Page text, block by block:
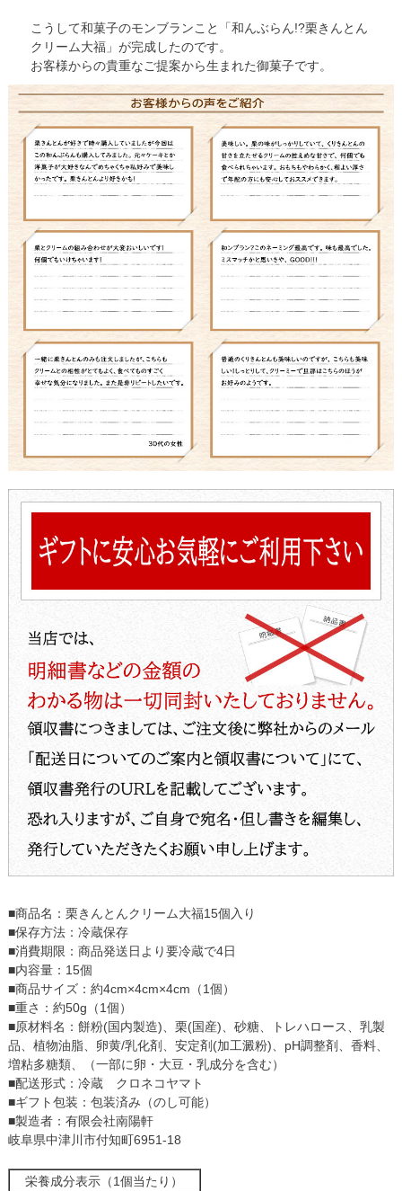
こうして和菓子のモンブランこと「和んぶらん!?栗きんとん
クリーム大福」が完成したのです。
お客様からの貴重なご提案から生まれた御菓子です。
■商品名：栗きんとんクリーム大福15個入り
■保存方法：冷蔵保存
■消費期限：商品発送日より要冷蔵で4日
■内容量：15個
■商品サイズ：約4cm×4cm×4cm（1個）
■重さ：約50g（1個）
■原材料名：餅粉(国内製造)、栗(国産)、砂糖、トレハロース、乳製
品、植物油脂、卵黄/乳化剤、安定剤(加工澱粉)、pH調整剤、香料、
増粘多糖類、（一部に卵・大豆・乳成分を含む）
■配送形式：冷蔵 クロネコヤマト
■ギフト包装：包装済み（のし可能）
■製造者：有限会社南陽軒
岐阜県中津川市付知町6951-18
栄養成分表示（1個当たり）